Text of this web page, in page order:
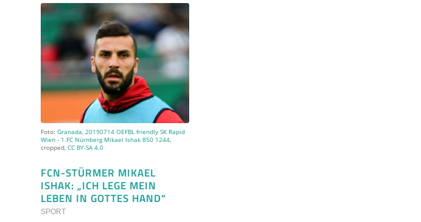
Foto: Granada, 20190714 OEFBL friendly SK Rapid
Wien - 1.FC Nürnberg Mikael Ishak 850 1244,
cropped, CC BY-SA 4.0
FCN-STÜRMER MIKAEL
ISHAK: „ICH LEGE MEIN
LEBEN IN GOTTES HAND“
SPORT